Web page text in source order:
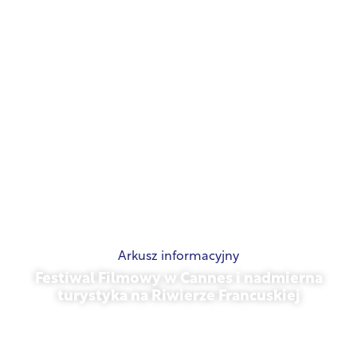
Arkusz informacyjny
Festiwal Filmowy w Cannes i nadmierna
turystyka na Riwierze Francuskiej